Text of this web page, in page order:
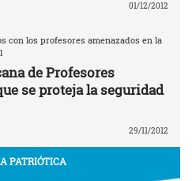
01/12/2012
con los profesores amenazados en la
de Profesores
se proteja la seguridad
29/11/2012
PATRIÓTICA